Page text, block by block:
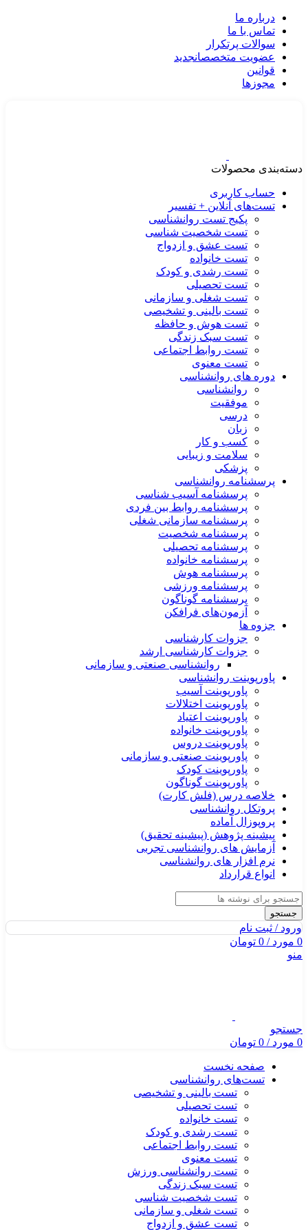
درباره ما
تماس با ما
سوالات پرتکرار
عضویت متخصصانجدید
قوانین
مجوزها
دسته‌بندی محصولات
حساب کاربری
تست‌های آنلاین + تفسیر
پکیج تست روانشناسی
تست شخصیت شناسی
تست عشق و ازدواج
تست خانواده
تست رشدی و کودک
تست تحصیلی
تست شغلی و سازمانی
تست بالینی و تشخیصی
تست هوش و حافظه
تست سبک زندگی
تست روابط اجتماعی
تست معنوی
دوره های روانشناسی
روانشناسی
موفقیت
درسی
زبان
کسب و کار
سلامت و زیبایی
پزشکی
پرسشنامه روانشناسی
پرسشنامه آسیب شناسی
پرسشنامه روابط بین فردی
پرسشنامه سازمانی شغلی
پرسشنامه شخصیت
پرسشنامه تحصیلی
پرسشنامه خانواده
پرسشنامه هوش
پرسشنامه ورزشی
پرسشنامه گوناگون
آزمون‌های فرافکن
جزوه ها
جزوات کارشناسی
جزوات کارشناسی ارشد
روانشناسی صنعتی و سازمانی
پاورپوینت روانشناسی
پاورپوینت آسیب
پاورپوینت اختلالات
پاورپوینت اعتیاد
پاورپوینت خانواده
پاورپوینت دروس
پاورپوینت صنعتی و سازمانی
پاورپوینت کودک
پاورپوینت گوناگون
خلاصه درس (فلش کارت)
پروتکل روانشناسی
پروپوزال آماده
پیشینه پژوهش (پیشینه تحقیق)
آزمایش های روانشناسی تجربی
نرم افزار های روانشناسی
انواع قرارداد
جستجو
ورود / ثبت نام
0 مورد/
0 تومان
منو
جستجو
0 مورد/
0 تومان
صفحه نخست
تست‌های روانشناسی
تست بالینی و تشخیصی
تست تحصیلی
تست خانواده
تست رشدی و کودک
تست روابط اجتماعی
تست معنوی
تست روانشناسی ورزش
تست سبک زندگی
تست شخصیت شناسی
تست شغلی و سازمانی
تست عشق و ازدواج